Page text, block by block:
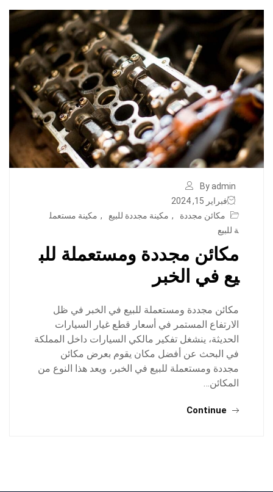
By admin
فبراير 15, 2024
مكائن مجددة
, مكينة مجددة للبيع , مكينة مستعمل
ة للبيع
مكائن مجددة ومستعملة للب
يع في الخبر
مكائن مجددة ومستعملة للبيع في الخبر في ظل
الارتفاع المستمر في أسعار قطع غيار السيارات
الحديثة، ينشغل تفكير مالكي السيارات داخل المملكة
في البحث عن أفضل مكان يقوم بعرض مكائن
مجددة ومستعملة للبيع في الخبر، ويعد هذا النوع من
المكائن…
Continue